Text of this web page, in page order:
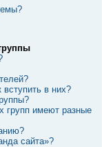
вступить в них?
групп имеют разные
сайта»?